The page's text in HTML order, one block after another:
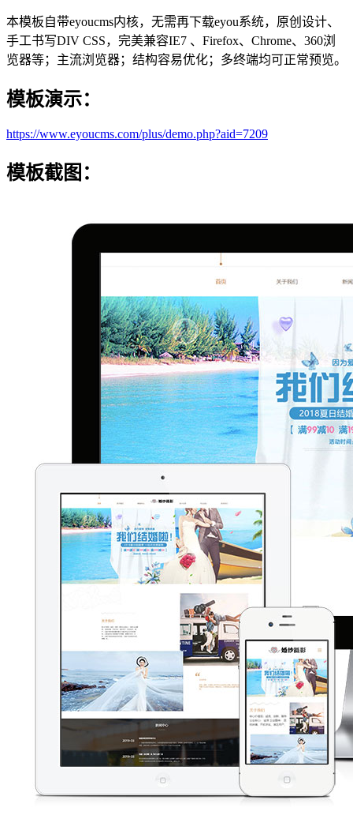
本模板自带eyoucms内核，无需再下载eyou系统，原创设计、
手工书写DIV CSS，完美兼容IE7 、Firefox、Chrome、360浏
览器等；主流浏览器；结构容易优化；多终端均可正常预览。
模板演示：
https://www.eyoucms.com/plus/demo.php?aid=7209
模板截图：